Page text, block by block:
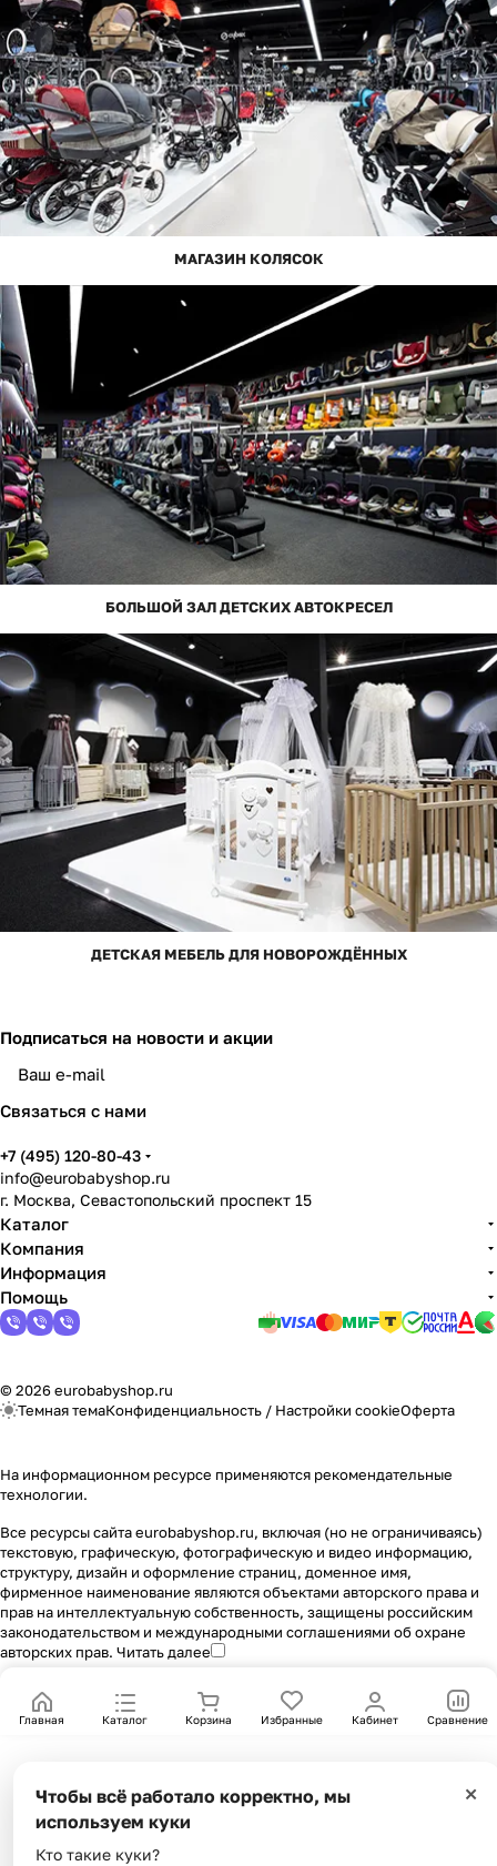
МАГАЗИН КОЛЯСОК
БОЛЬШОЙ ЗАЛ ДЕТСКИХ АВТОКРЕСЕЛ
ДЕТСКАЯ МЕБЕЛЬ ДЛЯ НОВОРОЖДЁННЫХ
Подписаться на новости и акции
Связаться с нами
+7 (495) 120-80-43
info@eurobabyshop.ru
г. Москва, Севастопольский проспект 15
Каталог
Компания
Информация
Помощь
© 2026 eurobabyshop.ru
Темная темаКонфиденциальность / Настройки cookieОферта
На информационном ресурсе применяются рекомендательные
технологии.
Все ресурсы сайта eurobabyshop.ru, включая (но не ограничиваясь)
текстовую, графическую, фотографическую и видео информацию,
структуру, дизайн и оформление страниц, доменное имя,
фирменное наименование являются объектами авторского права и
прав на интеллектуальную собственность, защищены российским
законодательством и международными соглашениями об охране
авторских прав. Читать далее
×
Чтобы всё работало корректно, мы
используем куки
Кто такие куки?
Главная Каталог Корзина Избранные Кабинет Сравнение